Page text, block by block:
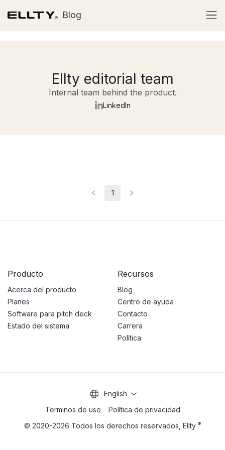
Blog
Ellty editorial team
Internal team behind the product.
LinkedIn
1
Producto
Acerca del producto
Planes
Software para pitch deck
Estado del sistema
Recursos
Blog
Centro de ayuda
Contacto
Carrera
Política
English
Terminos de uso
Política de privacidad
© 2020-2026 Todos los derechos reservados, Ellty ®